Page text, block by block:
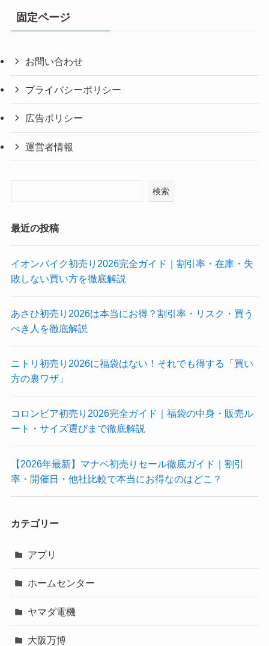
固定ページ
お問い合わせ
プライバシーポリシー
広告ポリシー
運営者情報
検索
最近の投稿
イオンバイク初売り2026完全ガイド｜割引率・在庫・失
敗しない買い方を徹底解説
あさひ初売り2026は本当にお得？割引率・リスク・買う
べき人を徹底解説
ニトリ初売り2026に福袋はない！それでも得する「買い
方の裏ワザ」
コロンビア初売り2026完全ガイド｜福袋の中身・販売ル
ート・サイズ選びまで徹底解説
【2026年最新】マナベ初売りセール徹底ガイド｜割引
率・開催日・他社比較で本当にお得なのはどこ？
カテゴリー
アプリ
ホームセンター
ヤマダ電機
大阪万博